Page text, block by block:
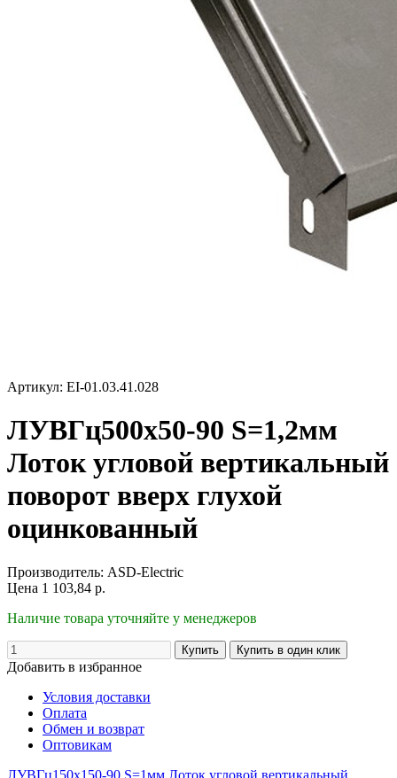
Артикул: EI-01.03.41.028
ЛУВГц500х50-90 S=1,2мм
Лоток угловой вертикальный
поворот вверх глухой
оцинкованный
Производитель: ASD-Electric
Цена 1 103,84 р.
Наличие товара уточняйте у менеджеров
Добавить в избранное
Условия доставки
Оплата
Обмен и возврат
Оптовикам
ЛУВГц150х150-90 S=1мм Лоток угловой вертикальный